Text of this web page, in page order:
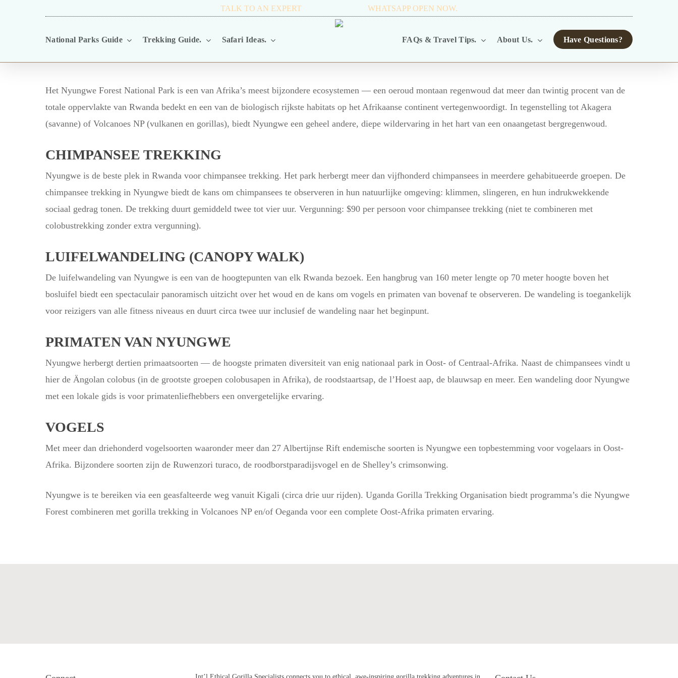
TALK TO AN EXPERT WHATSAPP OPEN NOW.
National Parks Guide Trekking Guide. Safari Ideas. FAQs & Travel Tips. About Us. Have Questions?
Het Nyungwe Forest National Park is een van Afrika’s meest bijzondere ecosystemen — een oeroud montaan regenwoud dat meer dan twintig procent van de
totale oppervlakte van Rwanda bedekt en een van de biologisch rijkste habitats op het Afrikaanse continent vertegenwoordigt. In tegenstelling tot Akagera
(savanne) of Volcanoes NP (vulkanen en gorillas), biedt Nyungwe een geheel andere, diepe wildervaring in het hart van een onaangetast bergregenwoud.
CHIMPANSEE TREKKING
Nyungwe is de beste plek in Rwanda voor chimpansee trekking. Het park herbergt meer dan vijfhonderd chimpansees in meerdere gehabitueerde groepen. De
chimpansee trekking in Nyungwe biedt de kans om chimpansees te observeren in hun natuurlijke omgeving: klimmen, slingeren, en hun indrukwekkende
sociaal gedrag tonen. De trekking duurt gemiddeld twee tot vier uur. Vergunning: $90 per persoon voor chimpansee trekking (niet te combineren met
colobustrekking zonder extra vergunning).
LUIFELWANDELING (CANOPY WALK)
De luifelwandeling van Nyungwe is een van de hoogtepunten van elk Rwanda bezoek. Een hangbrug van 160 meter lengte op 70 meter hoogte boven het
bosluifel biedt een spectaculair panoramisch uitzicht over het woud en de kans om vogels en primaten van bovenaf te observeren. De wandeling is toegankelijk
voor reizigers van alle fitness niveaus en duurt circa twee uur inclusief de wandeling naar het beginpunt.
PRIMATEN VAN NYUNGWE
Nyungwe herbergt dertien primaatsoorten — de hoogste primaten diversiteit van enig nationaal park in Oost- of Centraal-Afrika. Naast de chimpansees vindt u
hier de Ängolan colobus (in de grootste groepen colobusapen in Afrika), de roodstaartsap, de l’Hoest aap, de blauwsap en meer. Een wandeling door Nyungwe
met een lokale gids is voor primatenliefhebbers een onvergetelijke ervaring.
VOGELS
Met meer dan driehonderd vogelsoorten waaronder meer dan 27 Albertijnse Rift endemische soorten is Nyungwe een topbestemming voor vogelaars in Oost-
Afrika. Bijzondere soorten zijn de Ruwenzori turaco, de roodborstparadijsvogel en de Shelley’s crimsonwing.
Nyungwe is te bereiken via een geasfalteerde weg vanuit Kigali (circa drie uur rijden). Uganda Gorilla Trekking Organisation biedt programma’s die Nyungwe
Forest combineren met gorilla trekking in Volcanoes NP en/of Oeganda voor een complete Oost-Afrika primaten ervaring.